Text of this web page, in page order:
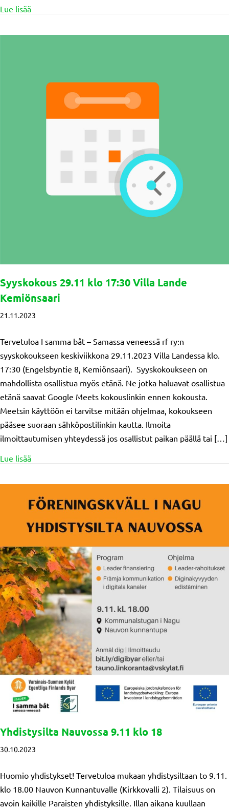
Lue lisääabout Artikkelisarja: KESTÄVÄ YHDISTYS
Syyskokous 29.11 klo 17:30 Villa Lande
Kemiönsaari
21.11.2023
Tervetuloa I samma båt – Samassa veneessä rf ry:n
syyskokoukseen keskiviikkona 29.11.2023 Villa Landessa klo.
17:30 (Engelsbyntie 8, Kemiönsaari). Syyskokoukseen on
mahdollista osallistua myös etänä. Ne jotka haluavat osallistua
etänä saavat Google Meets kokouslinkin ennen kokousta.
Meetsin käyttöön ei tarvitse mitään ohjelmaa, kokoukseen
pääsee suoraan sähköpostilinkin kautta. Ilmoita
ilmoittautumisen yhteydessä jos osallistut paikan päällä tai […]
Lue lisääabout Syyskokous 29.11 klo 17:30 Villa Lande
Yhdistysilta Nauvossa 9.11 klo 18
30.10.2023
Huomio yhdistykset! Tervetuloa mukaan yhdistysiltaan to 9.11.
klo 18.00 Nauvon Kunnantuvalle (Kirkkovalli 2). Tilaisuus on
avoin kaikille Paraisten yhdistyksille. Illan aikana kuullaan